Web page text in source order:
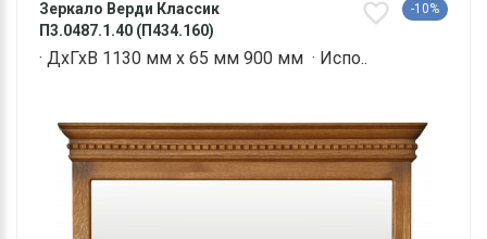
Зеркало Верди Классик
П3.0487.1.40 (П434.160)
-10%
· ДхГхВ 1130 мм х 65 мм 900 мм · Испо..